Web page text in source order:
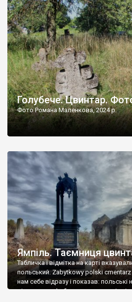
бруньками, кози ті бруньки
делікатес. На цвинтарі у Голубечому
різноманітних форм хрестів. Село
Голубече. Цвинтар.
Фото Романа Маленкова, 2024 р.
Ямпіль. Таємниця
Табличка і відмітка на карті
польський. Zabytkowy polski cmentarz
нам себе відразу і показав: польські
віднести до фабричних, польські